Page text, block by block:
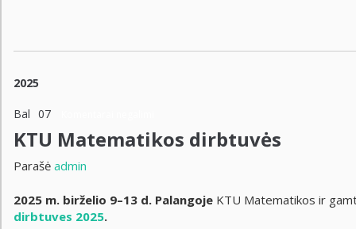
2025
Bal 07
KTU Matematikos dirbtuvės
Parašė admin
2025 m. birželio 9–13 d. Palangoje KTU Matematikos ir
dirbtuves 2025.